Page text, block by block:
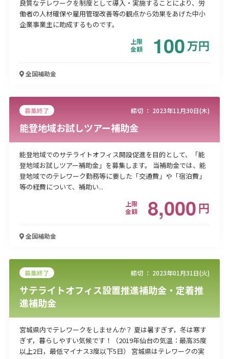
良質なテレワークを制度として導入・実施することにより、労
働者の人材確保や雇用管理改善等の観点から効果をあげた中小
企業事業主に助成するものです。
上限
金額
100万円
全国補助金
募集終了 締切 ： 2023年11月30日(木)
能登地域お試しツアー補助金
能登地域でのサテライトオフィス開設促進を目的として、「能
登地域お試しツアー補助金」を募集します。 当補助金では、能
登地域でのテレワーク勤務等に要した「交通費」や「宿泊費」
等の経費について、補助い...
上限
金額
8,000円
全国補助金
募集終了 締切 ： 2023年01月31日(火)
サテライトオフィス設置推進補助金・定着推
進補助金
宮城県内でテレワークをしませんか？ 夏は暑すぎず，冬は寒す
ぎず，暮らしやすい気候です！（2019年仙台の気温：最高35度
以上2日，最低マイナス3度以下5日） 宮城県はテレワークの実